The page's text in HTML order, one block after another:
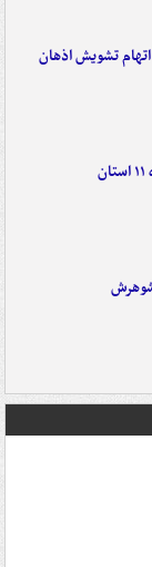
به اتهام تشویش اذهان
شوهرش